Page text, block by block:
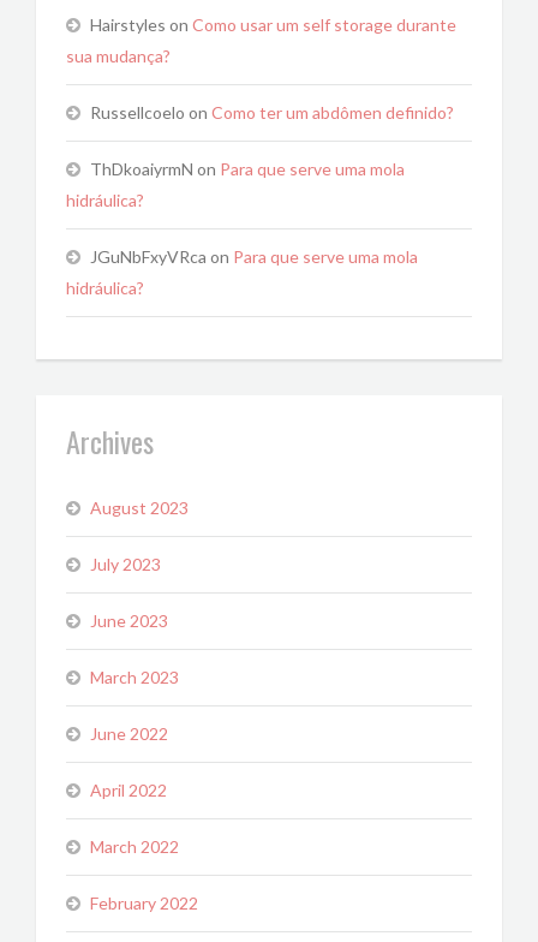
Hairstyles on Como usar um self storage durante
sua mudança?
Russellcoelo on Como ter um abdômen definido?
ThDkoaiyrmN on Para que serve uma mola
hidráulica?
JGuNbFxyVRca on Para que serve uma mola
hidráulica?
Archives
August 2023
July 2023
June 2023
March 2023
June 2022
April 2022
March 2022
February 2022